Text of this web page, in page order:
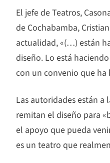
El jefe de Teatros,
de Cochabamba,
actualidad, «(…) están
diseño. Lo está
con un convenio que ha
Las autoridades están a
remitan el diseño para
el apoyo que pueda
es un teatro que